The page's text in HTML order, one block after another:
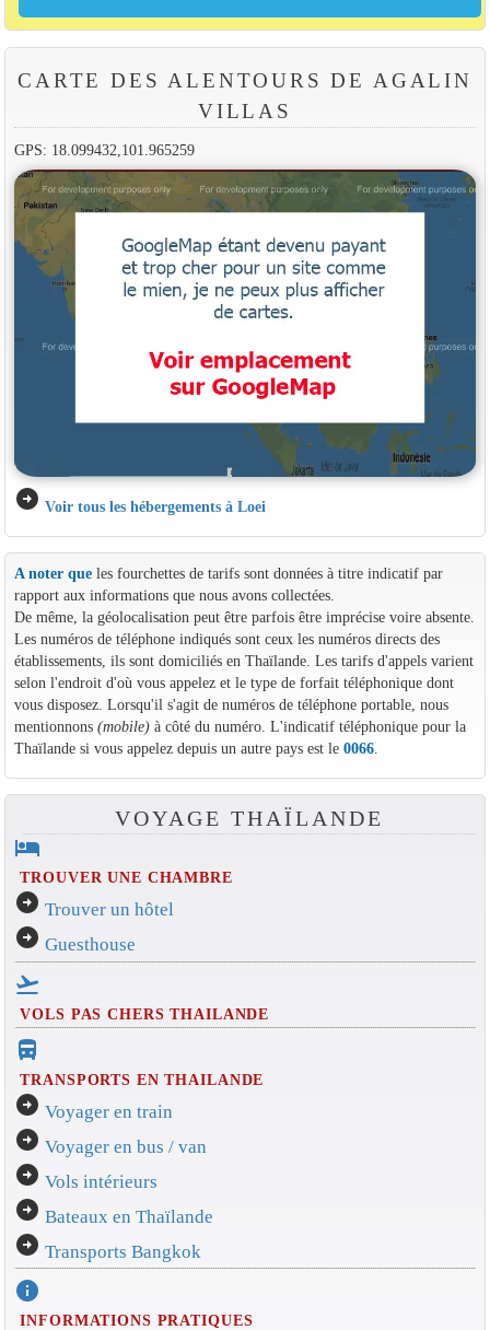
CARTE DES ALENTOURS DE AGALIN
VILLAS
GPS: 18.099432,101.965259
arrow_circle_right Voir tous les hébergements à Loei
A noter queles fourchettes de tarifs sont données à titre indicatif par
rapport aux informations que nous avons collectées.
De même, la géolocalisation peut être parfois être imprécise voire absente.
Les numéros de téléphone indiqués sont ceux les numéros directs des
établissements, ils sont domiciliés en Thaïlande. Les tarifs d'appels varient
selon l'endroit d'où vous appelez et le type de forfait téléphonique dont
vous disposez. Lorsqu'il s'agit de numéros de téléphone portable, nous
mentionnons (mobile)à côté du numéro. L'indicatif téléphonique pour la
Thaïlande si vous appelez depuis un autre pays est le 0066.
VOYAGE THAÏLANDE
hotel
TROUVER UNE CHAMBRE
arrow_circle_right Trouver un hôtel
arrow_circle_right Guesthouse
flight_takeoff
VOLS PAS CHERS THAILANDE
directions_bus_filled
TRANSPORTS EN THAILANDE
arrow_circle_right Voyager en train
arrow_circle_right Voyager en bus / van
arrow_circle_right Vols intérieurs
arrow_circle_right Bateaux en Thaïlande
arrow_circle_right Transports Bangkok
info
INFORMATIONS PRATIQUES